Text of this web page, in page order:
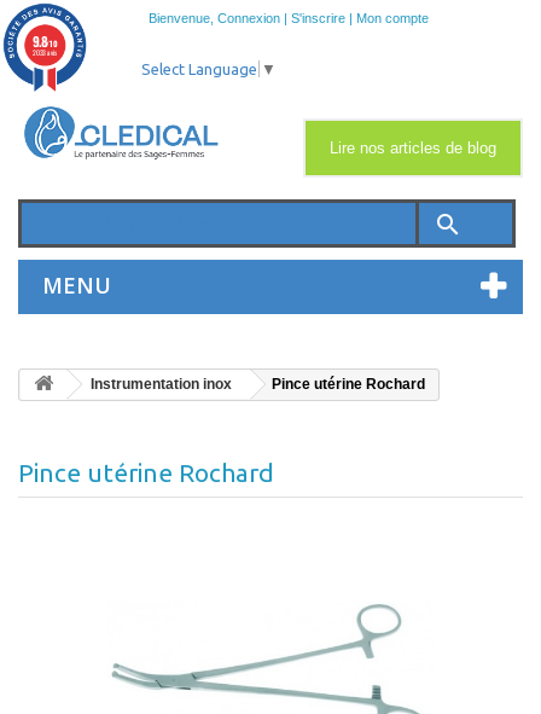
Bienvenue, Connexion | S'inscrire | Mon compte
search
MENU
Lire nos articles de blog
Select Language ▼
Instrumentation inox Pince utérine Rochard
Pince utérine Rochard
9.8/10
2033 avis